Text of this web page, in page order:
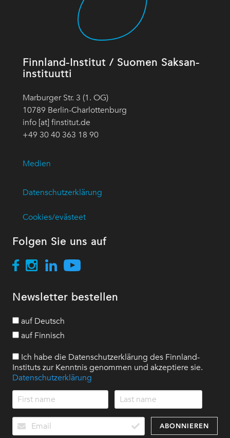
Finnland-Institut / Suomen Saksan-
instituutti
Marburger Str. 3 (1. OG)
10789 Berlin-Charlottenburg
info [at] finstitut.de
+49 30 40 363 18 90
Medien
Datenschutzerklärung
Cookies/evästeet
Folgen Sie uns auf
Newsletter bestellen
auf Deutsch
auf Finnisch
Ich habe die Datenschutzerklärung des Finnland-
Instituts zur Kenntnis genommen und akzeptiere sie.
Datenschutzerklärung
ABONNIEREN